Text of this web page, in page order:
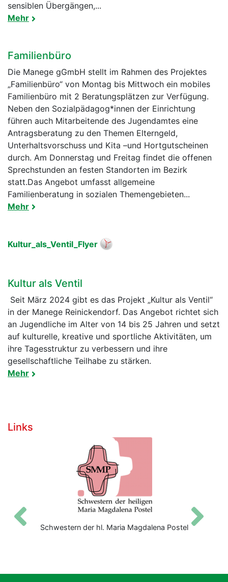
sensiblen Übergängen,...
Mehr
Familienbüro
Die Manege gGmbH stellt im Rahmen des Projektes
„Familienbüro“ von Montag bis Mittwoch ein mobiles
Familienbüro mit 2 Beratungsplätzen zur Verfügung.
Neben den Sozialpädagog*innen der Einrichtung
führen auch Mitarbeitende des Jugendamtes eine
Antragsberatung zu den Themen Elterngeld,
Unterhaltsvorschuss und Kita –und Hortgutscheinen
durch. Am Donnerstag und Freitag findet die offenen
Sprechstunden an festen Standorten im Bezirk
statt.Das Angebot umfasst allgemeine
Familienberatung in sozialen Themengebieten...
Mehr
Kultur_als_Ventil_Flyer
Kultur als Ventil
Seit März 2024 gibt es das Projekt „Kultur als Ventil“
in der Manege Reinickendorf. Das Angebot richtet sich
an Jugendliche im Alter von 14 bis 25 Jahren und setzt
auf kulturelle, kreative und sportliche Aktivitäten, um
ihre Tagesstruktur zu verbessern und ihre
gesellschaftliche Teilhabe zu stärken.
Mehr
Links
Schwestern der hl. Maria Magdalena Postel
Zurück